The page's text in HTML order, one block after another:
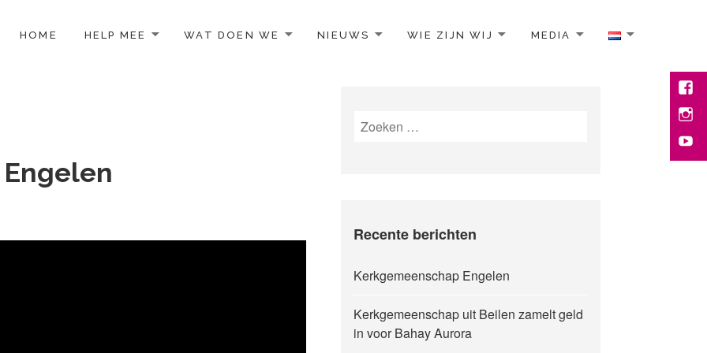
HOME HELP MEE WAT DOEN WE NIEUWS WIE ZIJN WIJ MEDIA
Zoeken
naar:
Recente berichten
Kerkgemeenschap Engelen
Kerkgemeenschap uit Beilen zamelt geld
in voor Bahay Aurora